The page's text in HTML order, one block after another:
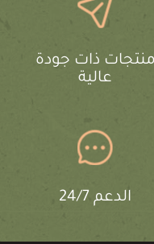
منتجات ذات جودة
عالية
الدعم 24/7